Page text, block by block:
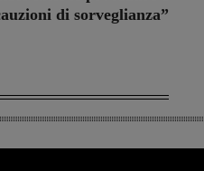
di sorveglianza”